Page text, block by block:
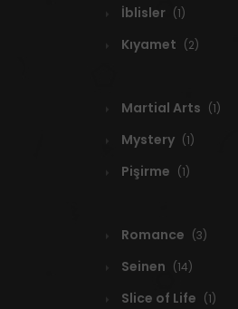
İblisler (1)
Kıyamet (2)
Martial Arts (1)
Mystery (1)
Pişirme (1)
Romance (3)
Seinen (14)
Slice of Life (1)